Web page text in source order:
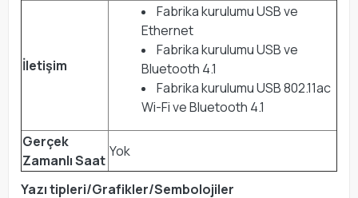
İletişim
Fabrika kurulumu USB ve
Ethernet
Fabrika kurulumu USB ve
Bluetooth 4.1
Fabrika kurulumu USB 802.11ac
Wi-Fi ve Bluetooth 4.1
Gerçek
Zamanlı Saat
Yok
Yazı tipleri/Grafikler/Sembolojiler